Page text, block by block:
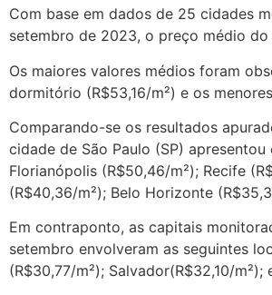
Com base em dados de 25 cidades
setembro de 2023, o preço médio do
Os maiores valores médios foram
dormitório (R$53,16/m²) e os
Comparando-se os resultados
cidade de São Paulo (SP)
Florianópolis (R$50,46/m²); Recife
(R$40,36/m²); Belo Horizonte
Em contraponto, as capitais
setembro envolveram as seguintes
(R$30,77/m²); Salvador(R$32,10/m²);